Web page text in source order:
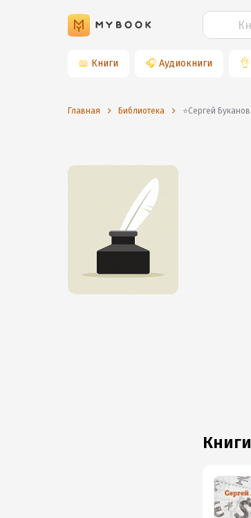
📖 Книги 🎧 Аудиокниги 👌
Главная Библиотека ⭐️Сергей Буканов
книги